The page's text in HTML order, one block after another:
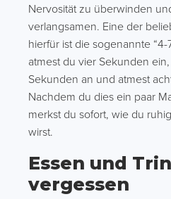
Nervosität zu überwinden
verlangsamen. Eine der
hierfür ist die sogenannte
atmest du vier Sekunden
Sekunden an und atmest
Nachdem du dies ein paar
merkst du sofort, wie du
wirst.
Essen und
vergessen